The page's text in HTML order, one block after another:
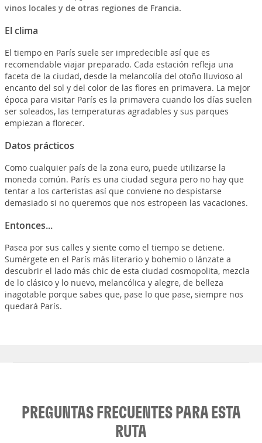
vinos locales y de otras regiones de Francia.
El clima
El tiempo en París suele ser impredecible así que es
recomendable viajar preparado. Cada estación refleja una
faceta de la ciudad, desde la melancolía del otoño lluvioso al
encanto del sol y del color de las flores en primavera. La mejor
época para visitar París es la primavera cuando los días suelen
ser soleados, las temperaturas agradables y sus parques
empiezan a florecer.
Datos prácticos
Como cualquier país de la zona euro, puede utilizarse la
moneda común. París es una ciudad segura pero no hay que
tentar a los carteristas así que conviene no despistarse
demasiado si no queremos que nos estropeen las vacaciones.
Entonces...
Pasea por sus calles y siente como el tiempo se detiene.
Sumérgete en el París más literario y bohemio o lánzate a
descubrir el lado más chic de esta ciudad cosmopolita, mezcla
de lo clásico y lo nuevo, melancólica y alegre, de belleza
inagotable porque sabes que, pase lo que pase, siempre nos
quedará París.
PREGUNTAS FRECUENTES PARA ESTA
RUTA